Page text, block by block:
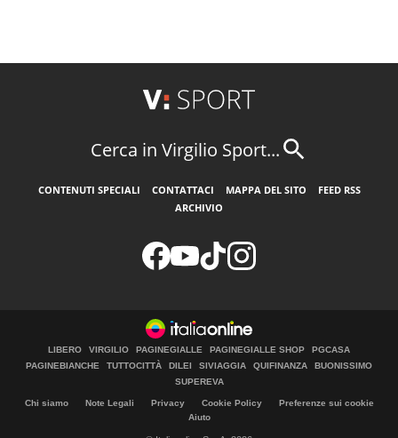
Cerca in Virgilio Sport...
CONTENUTI SPECIALI CONTATTACI MAPPA DEL SITO
FEED RSS
ARCHIVIO
LIBERO VIRGILIO PAGINEGIALLE PAGINEGIALLE SHOP
PGCASA
PAGINEBIANCHE
TUTTOCITTÀ DILEI SIVIAGGIA QUIFINANZA
BUONISSIMO
SUPEREVA
Chi siamo Note Legali Privacy Cookie Policy
Preferenze sui cookie
Aiuto